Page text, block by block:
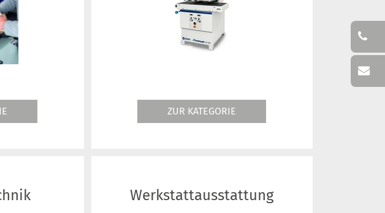
ZUR KATEGORIE
Werkstattausstattung